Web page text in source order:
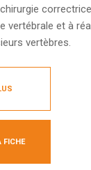
vertébrale et à
vertèbres.
FICHE